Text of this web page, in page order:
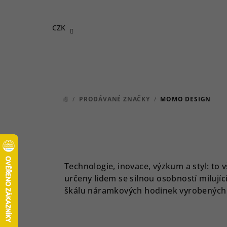
CZK
DOMŮ
/ PRODÁVANÉ ZNAČKY / MOMO DESIGN
Technologie, inovace, výzkum a styl: to
určeny lidem se silnou osobností
škálu náramkových hodinek